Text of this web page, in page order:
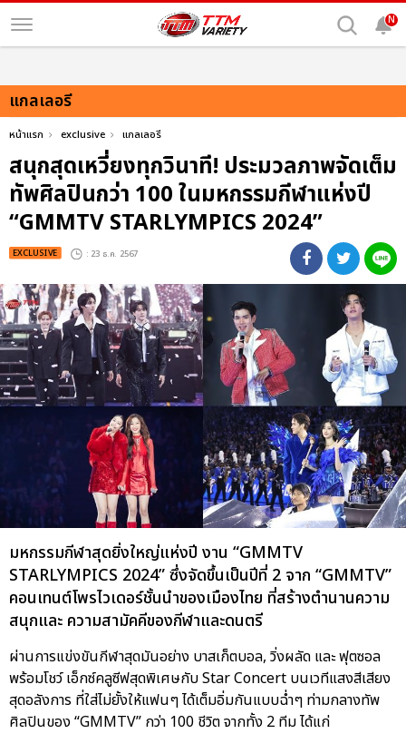
N
แกลเลอรี
หน้าแรก exclusive แกลเลอรี
สนุกสุดเหวี่ยงทุกวินาที! ประมวลภาพจัดเต็ม
ทัพศิลปินกว่า 100 ในมหกรรมกีฬาแห่งปี
“GMMTV STARLYMPICS 2024”
EXCLUSIVE : 23 ธ.ค. 2567
มหกรรมกีฬาสุดยิ่งใหญ่แห่งปี งาน “GMMTV
STARLYMPICS 2024” ซึ่งจัดขึ้นเป็นปีที่ 2 จาก “GMMTV”
คอนเทนต์โพรไวเดอร์ชั้นนำของเมืองไทย ที่สร้างตำนานความ
สนุกและ ความสามัคคีของกีฬาและดนตรี
ผ่านการแข่งขันกีฬาสุดมันอย่าง บาสเก็ตบอล, วิ่งผลัด และ ฟุตซอล
พร้อมโชว์ เอ็กซ์คลูซีฟสุดพิเศษกับ Star Concert บนเวทีแสงสีเสียง
สุดอลังการ ที่ใส่ไม่ยั้งให้แฟนๆ ได้เต็มอิ่มกันแบบฉ่ำๆ ท่ามกลางทัพ
ศิลปินของ “GMMTV” กว่า 100 ชีวิต จากทั้ง 2 ทีม ได้แก่